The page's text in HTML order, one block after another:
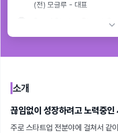
(전) 모글루 - 대표
소개
끊임없이 성장하려고 노력중인
주로 스타트업 전분야에 걸쳐서 같